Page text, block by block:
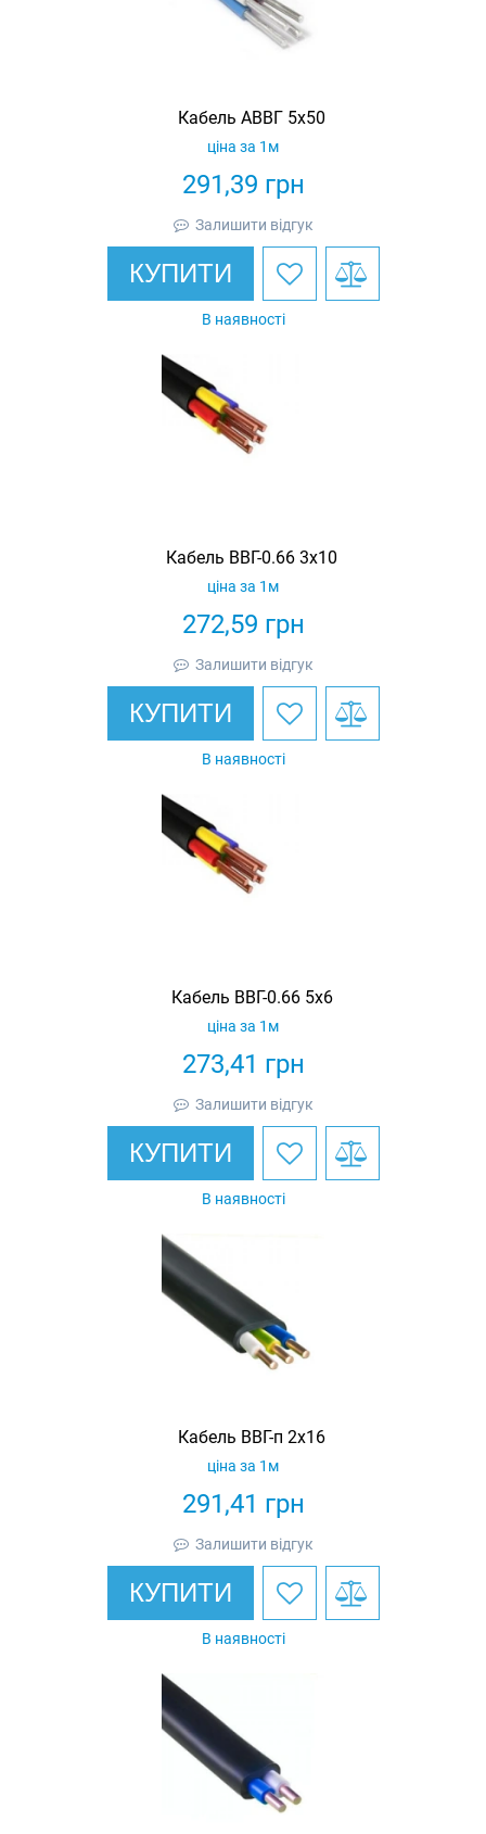
Кабель АВВГ 5х50
291,39 грн
ціна за 1м
Залишити відгук
КУПИТИ
В наявності
Кабель ВВГ-0.66 3х10
272,59 грн
ціна за 1м
Залишити відгук
КУПИТИ
В наявності
Кабель ВВГ-0.66 5х6
273,41 грн
ціна за 1м
Залишити відгук
КУПИТИ
В наявності
Кабель ВВГ-п 2х16
291,41 грн
ціна за 1м
Залишити відгук
КУПИТИ
В наявності